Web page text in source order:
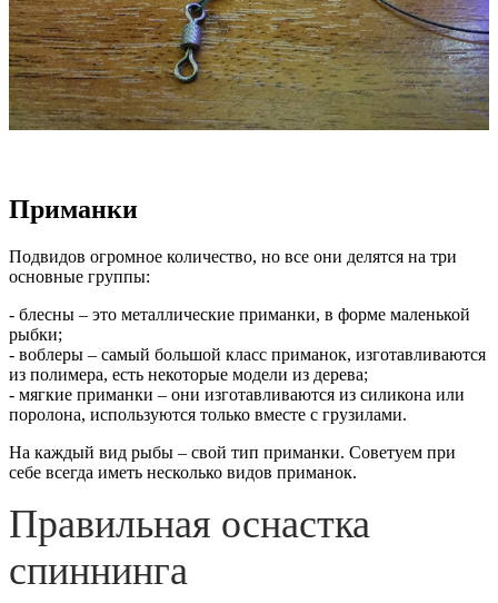
Приманки
Подвидов огромное количество, но все они делятся на три
основные группы:
- блесны – это металлические приманки, в форме маленькой
рыбки;
- воблеры – самый большой класс приманок, изготавливаются
из полимера, есть некоторые модели из дерева;
- мягкие приманки – они изготавливаются из силикона или
поролона, используются только вместе с грузилами.
На каждый вид рыбы – свой тип приманки. Советуем при
себе всегда иметь несколько видов приманок.
Правильная оснастка
спиннинга